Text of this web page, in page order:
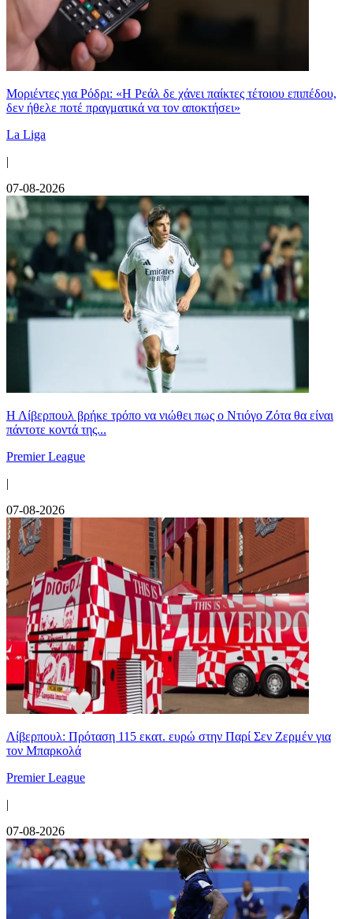
Μοριέντες για Ρόδρι: «Η Ρεάλ δε χάνει παίκτες τέτοιου επιπέδου,
δεν ήθελε ποτέ πραγματικά να τον αποκτήσει»
La Liga
|
07-08-2026
Η Λίβερπουλ βρήκε τρόπο να νιώθει πως ο Ντιόγο Ζότα θα είναι
πάντοτε κοντά της...
Premier League
|
07-08-2026
Λίβερπουλ: Πρόταση 115 εκατ. ευρώ στην Παρί Σεν Ζερμέν για
τον Μπαρκολά
Premier League
|
07-08-2026